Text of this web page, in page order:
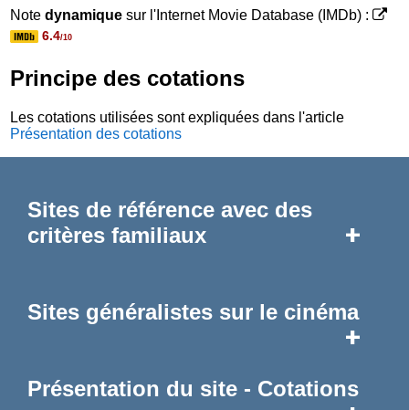
Notedynamique sur l'Internet Movie Database (IMDb) :
6.4/10
Principe des cotations
Les cotations utilisées sont expliquées dans l'article
Présentation des cotations
Sites de référence avec des
critères familiaux
+
Sites généralistes sur le cinéma
+
Présentation du site - Cotations